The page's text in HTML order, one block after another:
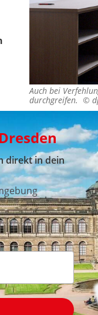
Auch bei
durchgreifen. ©
direkt in dein